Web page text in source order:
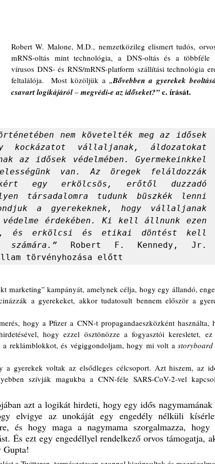
Robert W. Malone, M.D., nemzetközileg elismert tudós,
mRNS-oltás mint technológia, a DNS-oltás és a többféle
vírusos DNS- és RNS/mRNS-platform szállítási technológia
feltalálója.  Most közöljük a „Bővebben a gyerekek
csavart logikájáról – megvédi-e az időseket?” c. írását.
nem követelték meg az idősek
vállaljanak, áldozatokat
az idősek védelmében. Gyermekeinkkel
van. Az öregek feláldozzák
egy erkölcsös, erőtől duzzadó
társadalomra tudunk büszkék lenni
a gyerekeknek, hogy vállaljanak
érdekében. Ki kell állnunk ezen
és erkölcsi és etikai döntést kell
számára.” Robert F. Kennedy, Jr.
törvényhozása előtt
a gyerekeket, akkor tudatosult bennem először a
hogy ezzel ösztönözze a fogyasztói keresletet, ez
a reklámblokkot, és végiggondoljam, hogy mi volt a storyboard
szívják magukba a CNN-féle SARS-CoV-2-vel
azt a logikát hirdeti, hogy egy idős nagymamának
elvigye az unokáját egy engedély nélküli
és hogy maga a nagymama szorgalmazza, hogy
És ezt egy engedéllyel rendelkező orvos támogatja,
Gupta!